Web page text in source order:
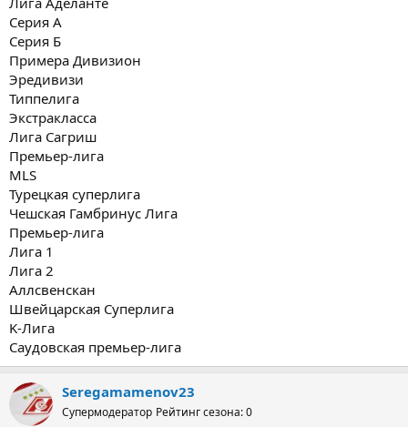
Серия А
Серия Б
Примера Дивизион
Эредивизи
Типпелига
Экстракласса
Лига Сагриш
Премьер-лига
MLS
Турецкая суперлига
Чешская Гамбринус Лига
Премьер-лига
Лига 1
Лига 2
Аллсвенскан
Швейцарская Суперлига
K-Лига
Саудовская премьер-лига
Seregamamenov23
Супермодератор Рейтинг сезона: 0